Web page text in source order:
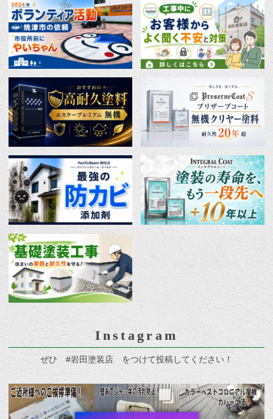
Instagram
ぜひ #岩田塗装店 をつけて投稿してください！